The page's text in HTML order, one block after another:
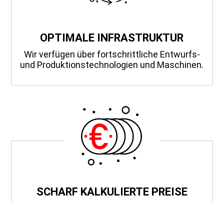
OPTIMALE INFRASTRUKTUR
Wir verfügen über fortschrittliche Entwurfs-
und Produktionstechnologien und Maschinen.
SCHARF KALKULIERTE PREISE